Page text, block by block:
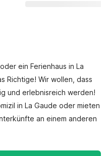
ein Ferienhaus in La
Richtige! Wir wollen, dass
und erlebnisreich werden!
in La Gaude oder mieten
an einem anderen